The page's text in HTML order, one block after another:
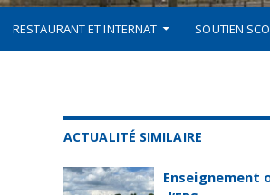
RESTAURANT ET INTERNAT SOUTIEN
ACTUALITÉ SIMILAIRE
Enseignement